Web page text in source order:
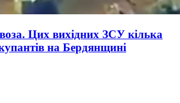
Цих вихідних ЗСУ кілька
на Бердянщині